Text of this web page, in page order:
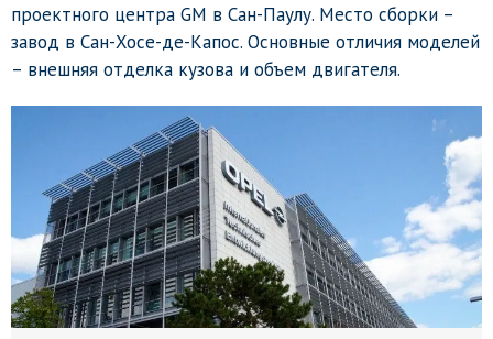
проектного центра GM в Сан-Паулу. Место сборки –
завод в Сан-Хосе-де-Капос. Основные отличия моделей
– внешняя отделка кузова и объем двигателя.